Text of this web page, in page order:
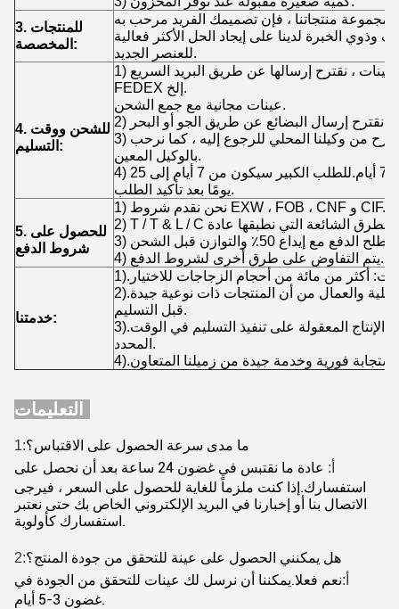
3. للمنتجات
المخصصة:
الخبرة لدينا على إيجاد الحل الأكثر فعالية
للعنصر الجديد.
4. للشحن ووقت
التسليم:
1) بالنسبة للعينات ، نقترح إرسالها عن طريق البريد السريع ، DHL ، UPS ،
FEDEX إلخ.
عينات مجانية مع جمع الشحن.
3) سيتم تقديم الشحن المقترح من وكيلنا المحلي للرجوع إليه ، كما نرحب
بالوكيل المعين.
4) للعينات سيكون في غضون 3-7 أيام.للطلب الكبير سيكون من 7 أيام إلى 25
يومًا بعد تأكيد الطلب.
5. للحصول على
شروط الدفع
1) نحن نقدم شروط EXW ، FOB ، CNF و CIF.
4) يتم التفاوض على طرق أخرى لشروط الدفع.
خدمتنا:
2).نوعية جيدة: تتأكد الإدارة العملية والعمال من أن المنتجات ذات نوعية جيدة
قبل التسليم.
3).التسليم الفوري: تساعدنا خطة الإنتاج المعقولة على تنفيذ التسليم في الوقت
المحدد.
1:ما مدى سرعة الحصول على الاقتباس؟
أ:
عادة ما نقتبس في غضون 24 ساعة بعد أن نحصل على
استفسارك.إذا كنت ملزماً للغاية للحصول على السعر ، فيرجى
الاتصال بنا أو إخبارنا في البريد الإلكتروني الخاص بك حتى نعتبر
استفسارك كأولوية.
2:هل يمكنني الحصول على عينة للتحقق من جودة المنتج؟
أ:نعم فعلا.يمكننا أن نرسل لك عينات للتحقق من الجودة في
غضون 3-5 أيام.